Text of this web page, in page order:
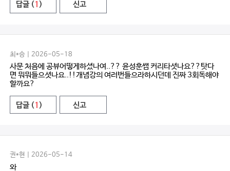
답글 ( 1 ) 신고
최*승 | 2026-05-18
사문 처음에 공뷰어떻게하셨나여..?? 윤성훈쌤 커리타셧나요??탓다
면 뭐뭐들으셧나요..!!개념강의 여러번들으라하시던데 진짜 3회독해야
할까요?
답글 (1 ) 신고
권*현 | 2026-05-14
와